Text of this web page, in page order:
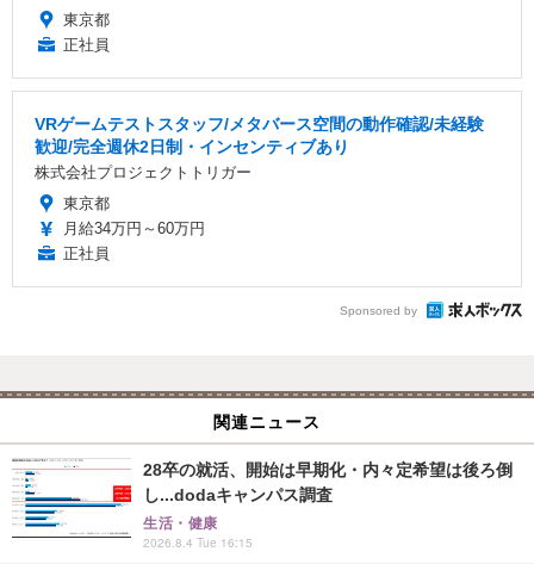
東京都
正社員
VRゲームテストスタッフ/メタバース空間の動作確認/未経験
歓迎/完全週休2日制・インセンティブあり
株式会社プロジェクトトリガー
東京都
月給34万円～60万円
正社員
Sponsored by
関連ニュース
28卒の就活、開始は早期化・内々定希望は後ろ倒
し...dodaキャンパス調査
生活・健康
2026.8.4 Tue 16:15